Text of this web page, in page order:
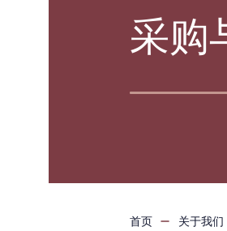
采购
首页 关于我们